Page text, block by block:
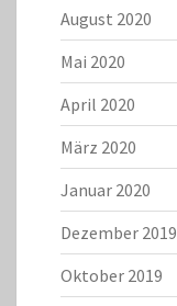
August 2020
Mai 2020
April 2020
März 2020
Januar 2020
Dezember 2019
Oktober 2019